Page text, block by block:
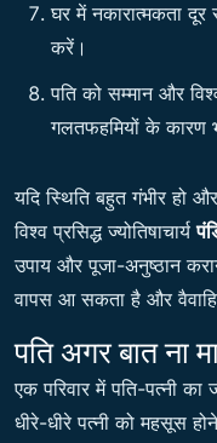
घर में नकारात्मकता दूर
करें।
पति को सम्मान और
गलतफहमियों के कारण
यदि स्थिति बहुत गंभीर हो
विश्व प्रसिद्ध ज्योतिषाचार्य
उपाय और पूजा-अनुष्ठान
वापस आ सकता है और
पति अगर बात ना
एक परिवार में पति-पत्नी
धीरे-धीरे पत्नी को महसूस